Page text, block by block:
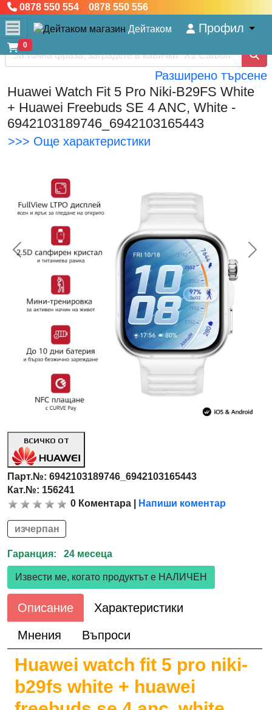
0878 550 554 0878 550 556
Дейтаком Профил
0
Разширено търсене
Huawei Watch Fit 5 Pro Niki-B29FS White
+ Huawei Freebuds SE 4 ANC, White -
6942103189746_6942103165443
>>> Още характеристики
<< Предишна
ВСИЧКО ОТ
Парт.№:6942103189746_6942103165443
Кат.№: 156241
0 Коментара Напиши коментар
изчерпан
Гаранция: 24 месеца
Извести ме, когато продуктът е НАЛИЧЕН
Описание Характеристики
Мнения Въпроси
Huawei watch fit 5 pro niki-
b29fs white + huawei